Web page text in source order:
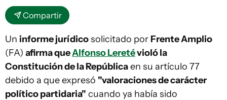
Compartir
Un informe jurídicosolicitado por Frente Amplio
(FA) afirma queAlfonso Leretévioló la
Constitución de la Repúblicaen su artículo 77
debido a que expresó "valoraciones de carácter
político partidaria" cuando ya había sido